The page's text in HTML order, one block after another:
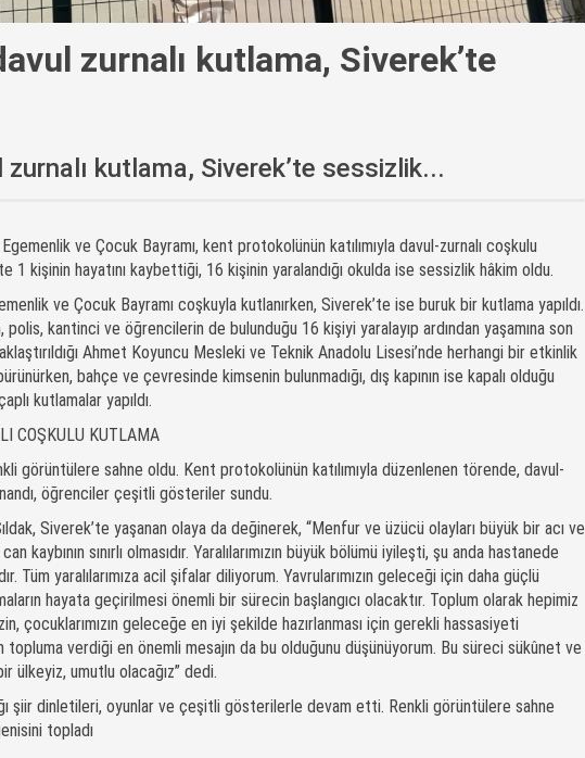
zurnalı kutlama, Siverek’te
zurnalı kutlama, Siverek’te sessizlik...
ve Çocuk Bayramı, kent protokolünün katılımıyla davul-zurnalı coşkulu
1 kişinin hayatını kaybettiği, 16 kişinin yaralandığı okulda ise sessizlik hâkim oldu.
ve Çocuk Bayramı coşkuyla kutlanırken, Siverek’te ise buruk bir kutlama yapıldı.
kantinci ve öğrencilerin de bulunduğu 16 kişiyi yaralayıp ardından yaşamına son
Ahmet Koyuncu Mesleki ve Teknik Anadolu Lisesi’nde herhangi bir etkinlik
bahçe ve çevresinde kimsenin bulunmadığı, dış kapının ise kapalı olduğu
kutlamalar yapıldı.
COŞKULU KUTLAMA
görüntülere sahne oldu. Kent protokolünün katılımıyla düzenlenen törende, davul-
öğrenciler çeşitli gösteriler sundu.
Siverek’te yaşanan olaya da değinerek, “Menfur ve üzücü olayları büyük bir acı ve
kaybının sınırlı olmasıdır. Yaralılarımızın büyük bölümü iyileşti, şu anda hastanede
Tüm yaralılarımıza acil şifalar diliyorum. Yavrularımızın geleceği için daha güçlü
hayata geçirilmesi önemli bir sürecin başlangıcı olacaktır. Toplum olarak hepimiz
çocuklarımızın geleceğe en iyi şekilde hazırlanması için gerekli hassasiyeti
verdiği en önemli mesajın da bu olduğunu düşünüyorum. Bu süreci sükûnet ve
ülkeyiz, umutlu olacağız” dedi.
şiir dinletileri, oyunlar ve çeşitli gösterilerle devam etti. Renkli görüntülere sahne
topladı